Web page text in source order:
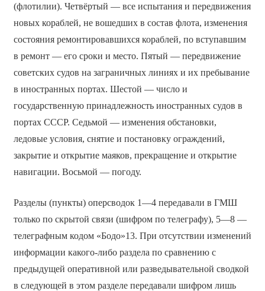
(флотилии). Четвёртый — все испытания и передвижения
новых кораблей, не вошедших в состав флота, изменения
состояния ремонтировавшихся кораблей, по вступавшим
в ремонт — его сроки и место. Пятый — передвижение
советских судов на заграничных линиях и их пребывание
в иностранных портах. Шестой — число и
государственную принадлежность иностранных судов в
портах СССР. Седьмой — изменения обстановки,
ледовые условия, снятие и постановку ограждений,
закрытие и открытие маяков, прекращение и открытие
навигации. Восьмой — погоду.
Разделы (пункты) оперсводок 1—4 передавали в ГМШ
только по скрытой связи (шифром по телеграфу), 5—8 —
телеграфным кодом «Бодо»13. При отсутствии изменений
информации какого-либо раздела по сравнению с
предыдущей оперативной или разведывательной сводкой
в следующей в этом разделе передавали шифром лишь